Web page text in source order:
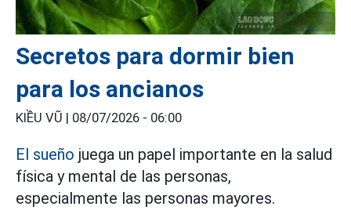
Secretos para dormir bien
para los ancianos
KIỀU VŨ | 08/07/2026 - 06:00
El sueño juega un papel importante en la salud
física y mental de las personas,
especialmente las personas mayores.